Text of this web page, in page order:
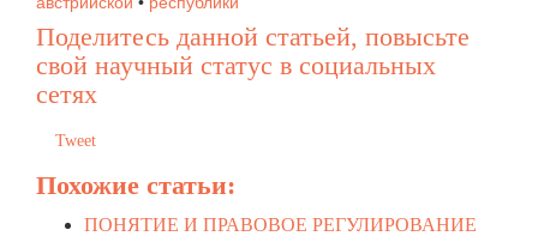
Поделитесь данной статьей, повысьте
свой научный статус в социальных
сетях
Tweet
Похожие статьи:
ПОНЯТИЕ И ПРАВОВОЕ РЕГУЛИРОВАНИЕ